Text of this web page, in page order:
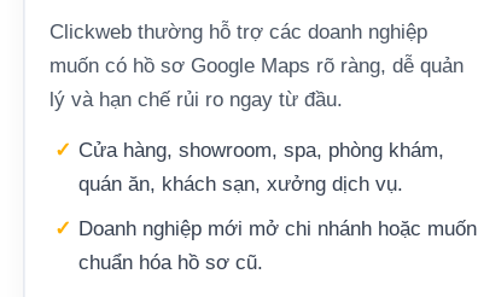
Clickweb thường hỗ trợ các doanh nghiệp
muốn có hồ sơ Google Maps rõ ràng, dễ quản
lý và hạn chế rủi ro ngay từ đầu.
✓ Cửa hàng, showroom, spa, phòng khám,
quán ăn, khách sạn, xưởng dịch vụ.
✓ Doanh nghiệp mới mở chi nhánh hoặc muốn
chuẩn hóa hồ sơ cũ.